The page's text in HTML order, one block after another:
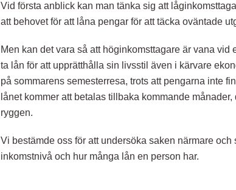
Vid första anblick kan man tänka sig att
att behovet för att låna pengar för att täcka oväntade
Men kan det vara så att höginkomsttagare är vana
ta lån för att upprätthålla sin livsstil även i kärvare
på sommarens semesterresa, trots att pengarna inte
lånet kommer att betalas tillbaka kommande
ryggen.
Vi bestämde oss för att undersöka saken närmare
inkomstnivå och hur många lån en person har.